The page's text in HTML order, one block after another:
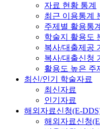
자료 현황 통계
최근 이용통계
주제별 활용통
학술지 활용도
복사/대출제공
복사/대출신청
활용도 높은 주
최신/인기 학술자료
최신자료
인기자료
해외자료신청(E-
해외자료신청